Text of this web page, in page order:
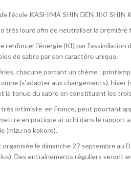
l’école KASHIMA SHIN DEN JIKI SHIN
très lourd afin de neutraliser la première
renforcer l’énergie (KI) par
de sabre par son caractère unique.
chacune portant un thème :
(s’adapter aux changements), hiver
la tenue du sabre en constituent les
intimiste en France, peut pourtant
en pratique ai-uchi dans le rapport
(mizu no kokoro).
le dimanche 27 septembre au
Des entraînements réguliers seront